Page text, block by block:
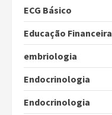
ECG Básico
Educação Financeira
embriologia
Endocrinologia
Endocrinologia